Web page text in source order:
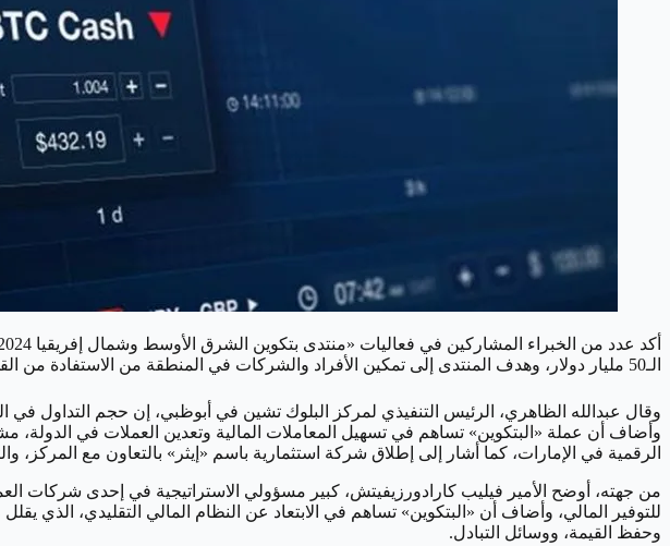
أكد عدد من الخبراء المشاركين في فعاليات «منتدى بتكوين الشرق الأوسط وشمال إفريقيا 2024» على أهمية عملة «البتكوين» في العالم، مشيرين إلى أن حجم
الـ50 مليار دولار، وهدف المنتدى إلى تمكين الأفراد والشركات في المنطقة من الاستفادة من القدرات التحويلية لعملة «البتكوين»، وتعزيز حضورها في الأسواق المالية.
وأضاف أن عملة «البتكوين» تساهم في تسهيل المعاملات المالية وتعدين العملات في
الرقمية في الإمارات، كما أشار إلى إطلاق شركة استثمارية باسم «إيثر» بالتعاون مع المركز، والتي
من جهته، أوضح الأمير فيليب كارادورزيفيتش، كبير مسؤولي الاستراتيجية في إحدى شركات
للتوفير المالي، وأضاف أن «البتكوين» تساهم في الابتعاد عن النظام المالي التقليدي، الذي
وحفظ القيمة، ووسائل التبادل.